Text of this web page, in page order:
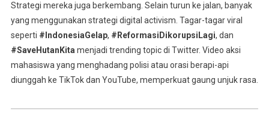
Strategi mereka juga berkembang. Selain turun ke jalan, banyak
yang menggunakan strategi digital activism. Tagar-tagar viral
seperti #IndonesiaGelap, #ReformasiDikorupsiLagi, dan
#SaveHutanKita menjadi trending topic di Twitter. Video aksi
mahasiswa yang menghadang polisi atau orasi berapi-api
diunggah ke TikTok dan YouTube, memperkuat gaung unjuk rasa.